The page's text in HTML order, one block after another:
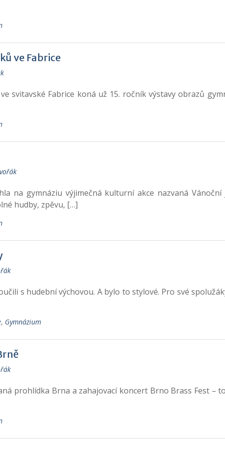
ve Fabrice
svitavské Fabrice koná už 15. ročník výstavy obrazů
na gymnáziu výjimečná kulturní akce nazvaná
hudby, zpěvu, […]
s hudební výchovou. A bylo to stylové. Pro své
, Gymnázium
prohlídka Brna a zahajovací koncert Brno Brass Fest –